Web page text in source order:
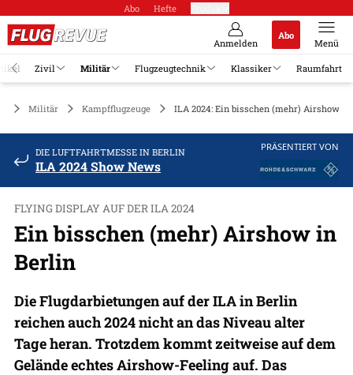
Abo Hefte
Anmelden
Abo
Menü
Zivil Militär Flugzeugtechnik Klassiker Raumfahrt
Militär Kampfflugzeuge ILA 2024: Ein bisschen (mehr) Airshow
DIE LUFTFAHRTMESSE IN BERLIN
ILA 2024 Show News
PRÄSENTIERT VON
FLYING DISPLAY AUF DER ILA 2024
Ein bisschen (mehr) Airshow in
Berlin
Die Flugdarbietungen auf der ILA in Berlin
reichen auch 2024 nicht an das Niveau alter
Tage heran. Trotzdem kommt zeitweise auf dem
Gelände echtes Airshow-Feeling auf. Das